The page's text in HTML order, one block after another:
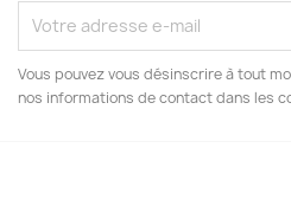
Vous pouvez vous désinscrire à tout
nos informations de contact dans les